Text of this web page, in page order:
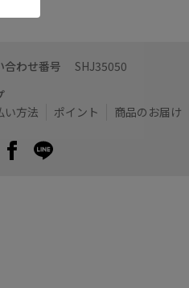
合わせ番号 SHJ35050
い方法
ポイント 商品のお届け